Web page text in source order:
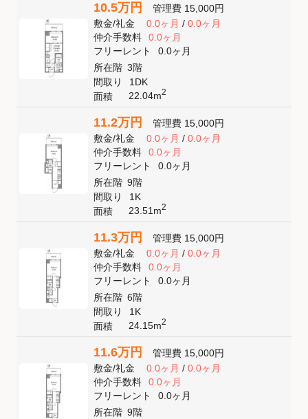
10.5万円 管理費 15,000円
敷金/礼金 0.0ヶ月/ 0.0ヶ月
仲介手数料
0.0ヶ月
フリーレント
0.0ヶ月
所在階 3階
間取り
1DK
面積
22.04m2
11.2万円 管理費 15,000円
敷金/礼金 0.0ヶ月/ 0.0ヶ月
仲介手数料
0.0ヶ月
フリーレント
0.0ヶ月
所在階 9階
間取り
1K
面積
23.51m2
11.3万円 管理費 15,000円
敷金/礼金 0.0ヶ月/ 0.0ヶ月
仲介手数料
0.0ヶ月
フリーレント
0.0ヶ月
所在階 6階
間取り
1K
面積
24.15m2
11.6万円 管理費 15,000円
敷金/礼金 0.0ヶ月/ 0.0ヶ月
仲介手数料
0.0ヶ月
フリーレント
0.0ヶ月
所在階 9階